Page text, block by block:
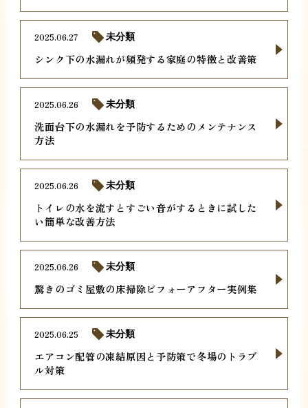
シンク下の水漏れが頻発する家庭の特徴と改善策
2025.06.27 未分類
洗面台下の水漏れを予防するためのメンテナンス
方法
2025.06.26 未分類
トイレの水を流すとすごい音がするときに試した
い簡単な改善方法
2025.06.26 未分類
驚きのゴミ屋敷の床掃除ビフォーアフター実例集
2025.06.26 未分類
エアコン配管の凍結原因と予防策で冬場のトラブ
ル対策
2025.06.25 未分類